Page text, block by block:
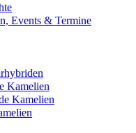
Events & Termine
Kamelien
Kamelien